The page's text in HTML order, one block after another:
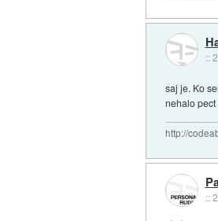
::
saj je. Ko
nehalo
http://
::